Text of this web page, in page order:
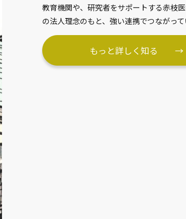
教育機関や、研究者をサポートする赤枝
の法人理念のもと、強い連携でつながって
もっと詳しく知る →